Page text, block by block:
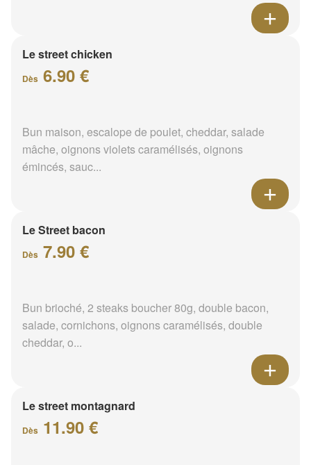
Le street chicken
Dès 6.90 €
Bun maison, escalope de poulet, cheddar, salade
mâche, oignons violets caramélisés, oignons
émincés, sauc...
Le Street bacon
Dès 7.90 €
Bun brioché, 2 steaks boucher 80g, double bacon,
salade, cornichons, oignons caramélisés, double
cheddar, o...
Le street montagnard
Dès 11.90 €